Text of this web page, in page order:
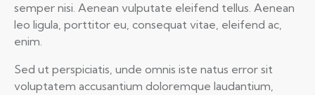
semper nisi. Aenean vulputate eleifend tellus. Aenean
leo ligula, porttitor eu, consequat vitae, eleifend ac,
enim.
Sed ut perspiciatis, unde omnis iste natus error sit
voluptatem accusantium doloremque laudantium,